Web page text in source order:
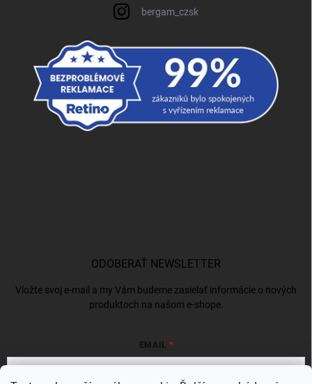
bergam_czsk
ODOBERAŤ NEWSLETTER
Vložte svoj e-mail a my Vám budeme zasielať informácie o nových
produktoch na našom e-shope.
EMAIL